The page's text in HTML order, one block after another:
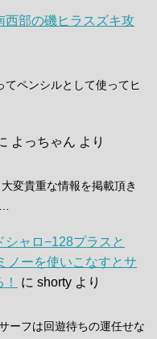
西部の磯ヒラスズキ攻
てペンシルとして使ってヒ
よっちゃん より
変貴重な情報を掲載頂き
シャロ−128プラスと
ノーを使いこなすとサ
に shorty より
ーフは回遊待ちの運任せな